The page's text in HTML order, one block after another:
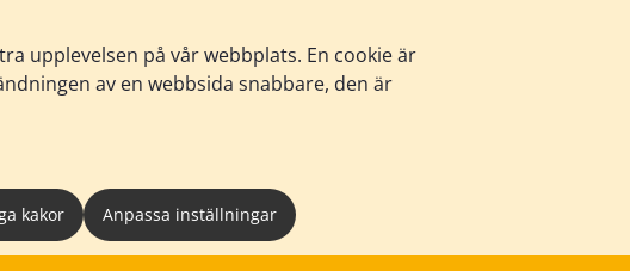
upplevelsen på vår webbplats. En cookie är
av en webbsida snabbare, den är
kakor Anpassa inställningar